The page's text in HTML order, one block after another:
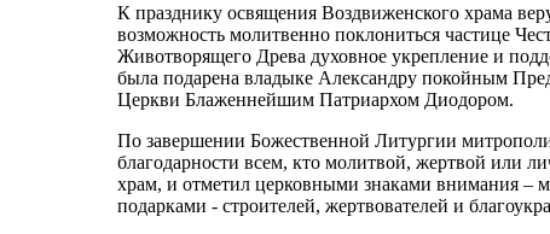
К празднику освящения Воздвиженского храма
возможность молитвенно поклониться частице
Животворящего Древа духовное укрепление и
была подарена владыке Александру покойным
Церкви Блаженнейшим Патриархом Диодором.
По завершении Божественной Литургии
благодарности всем, кто молитвой, жертвой или
храм, и отметил церковными знаками внимания –
подарками - строителей, жертвователей и